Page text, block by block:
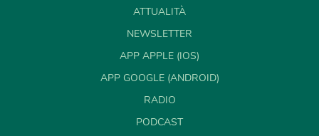
ATTUALITÀ
NEWSLETTER
APP APPLE (IOS)
APP GOOGLE (ANDROID)
RADIO
PODCAST